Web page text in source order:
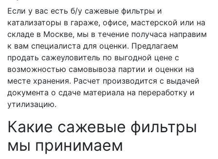
Если у вас есть б/у сажевые фильтры и
катализаторы в гараже, офисе, мастерской или на
складе в Москве, мы в течение получаса направим
к вам специалиста для оценки. Предлагаем
продать сажеуловитель по выгодной цене с
возможностью самовывоза партии и оценки на
месте хранения. Расчет производится с выдачей
документа о сдаче материала на переработку и
утилизацию.
Какие сажевые фильтры
мы принимаем